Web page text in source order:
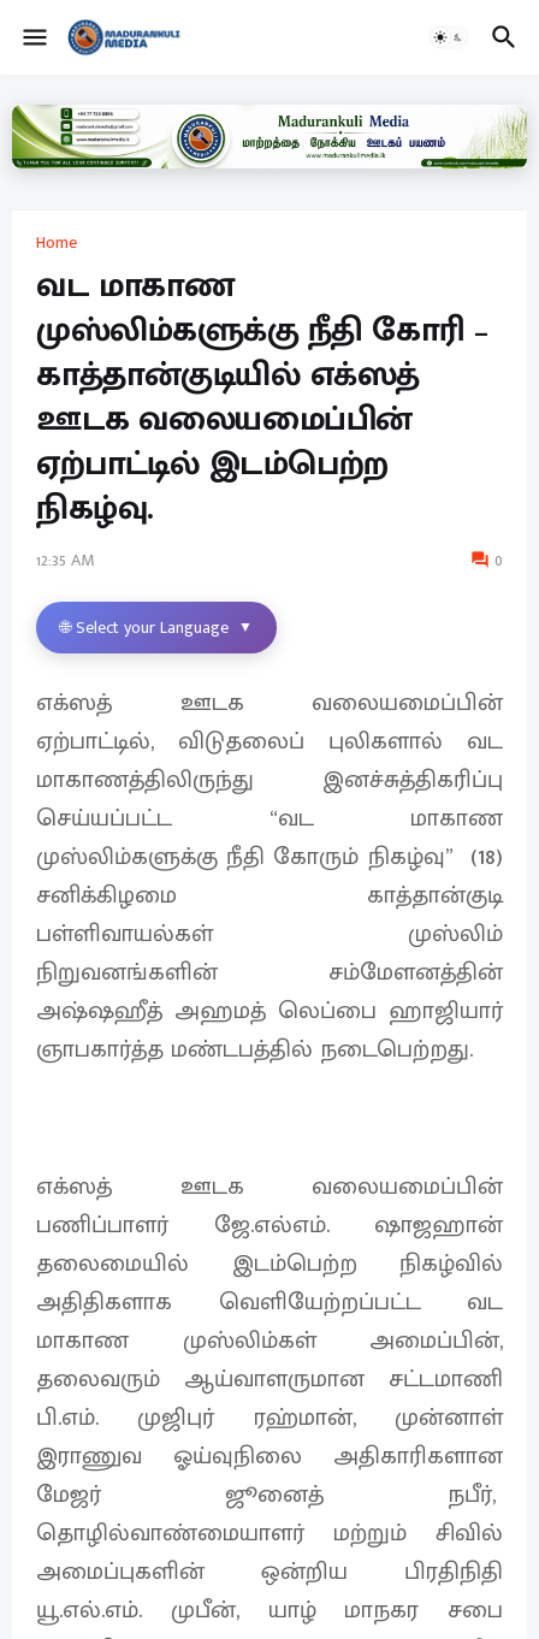
Home
வட மாகாண
முஸ்லிம்களுக்கு நீதி கோரி –
காத்தான்குடியில் எக்ஸத்
ஊடக வலையமைப்பின்
ஏற்பாட்டில் இடம்பெற்ற
நிகழ்வு.
12:35 AM 0
🌐 Select your Language ▼
எக்ஸத் ஊடக வலையமைப்பின்
ஏற்பாட்டில், விடுதலைப் புலிகளால் வட
மாகாணத்திலிருந்து இனச்சுத்திகரிப்பு
செய்யப்பட்ட “வட மாகாண
முஸ்லிம்களுக்கு நீதி கோரும் நிகழ்வு” (18)
சனிக்கிழமை காத்தான்குடி
பள்ளிவாயல்கள் முஸ்லிம்
நிறுவனங்களின் சம்மேளனத்தின்
அஷ்ஷஹீத் அஹமத் லெப்பை ஹாஜியார்
ஞாபகார்த்த மண்டபத்தில் நடைபெற்றது.
எக்ஸத் ஊடக வலையமைப்பின்
பணிப்பாளர் ஜே.எல்எம். ஷாஜஹான்
தலைமையில் இடம்பெற்ற நிகழ்வில்
அதிதிகளாக வெளியேற்றப்பட்ட வட
மாகாண முஸ்லிம்கள் அமைப்பின்,
தலைவரும் ஆய்வாளருமான சட்டமாணி
பி.எம். முஜிபுர் ரஹ்மான், முன்னாள்
இராணுவ ஓய்வுநிலை அதிகாரிகளான
மேஜர் ஜூனைத் நபீர்,
தொழில்வாண்மையாளர் மற்றும் சிவில்
அமைப்புகளின் ஒன்றிய பிரதிநிதி
யூ.எல்.எம். முபீன், யாழ் மாநகர சபை